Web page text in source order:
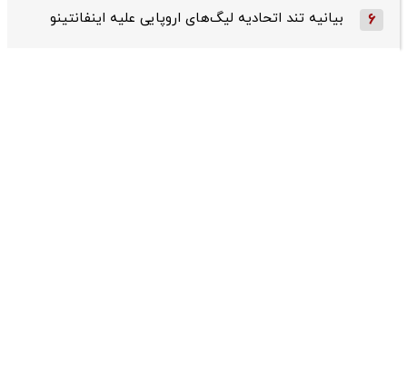
6 بیانیه تند اتحادیه لیگ‌های اروپایی علیه اینفانتینو